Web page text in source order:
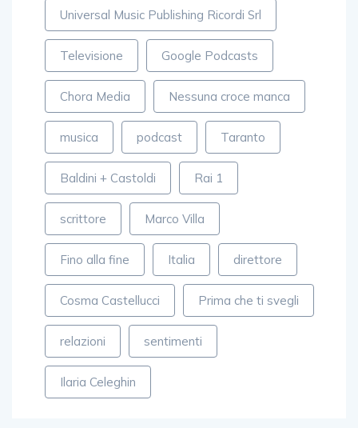
Universal Music Publishing Ricordi Srl
Televisione Google Podcasts
Chora Media Nessuna croce manca
musica podcast Taranto
Baldini + Castoldi Rai 1
scrittore Marco Villa
Fino alla fine Italia direttore
Cosma Castellucci Prima che ti svegli
relazioni sentimenti
Ilaria Celeghin